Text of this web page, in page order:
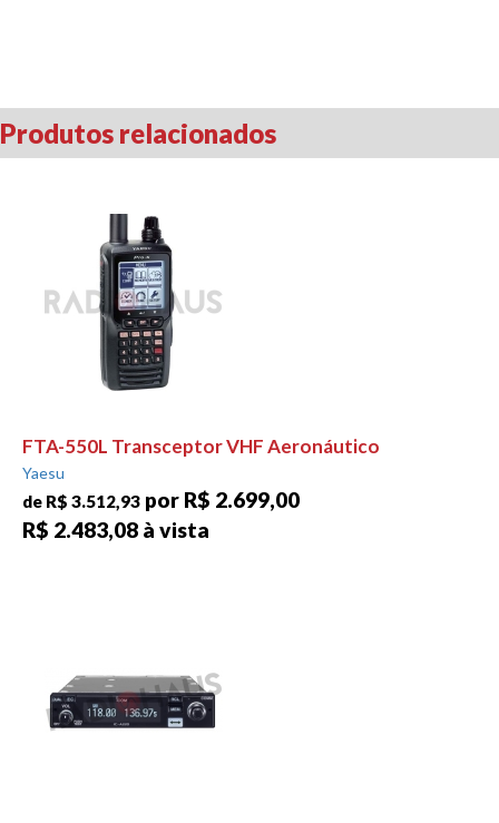
Produtos relacionados
FTA-550L Transceptor VHF Aeronáutico
Yaesu
de R$ 3.512,93 por R$ 2.699,00
R$ 2.483,08 à vista